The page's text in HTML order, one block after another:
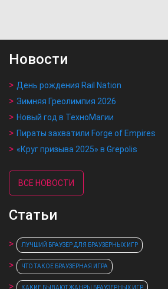
Новости
День рождения Rail Nation
Зимняя Греолимпия 2026
Новый год в ТехноМагии
Пираты захватили Forge of Empires
«Круг призыва 2025» в Grepolis
ВСЕ НОВОСТИ
Статьи
ЛУЧШИЙ БРАУЗЕР ДЛЯ БРАУЗЕРНЫХ ИГР
ЧТО ТАКОЕ БРАУЗЕРНАЯ ИГРА
КАКИЕ БЫВАЮТ ЖАНРЫ БРАУЗЕРНЫХ ИГР